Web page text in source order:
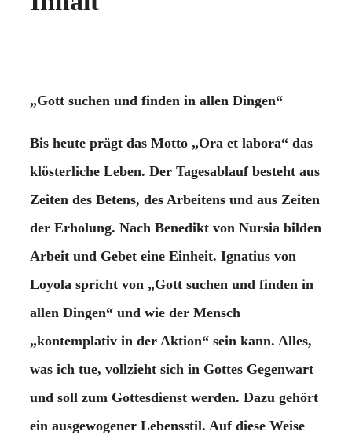
„Gott suchen und finden in allen Dingen“
Bis heute prägt das Motto „Ora et labora“ das
klösterliche Leben. Der Tagesablauf besteht aus
Zeiten des Betens, des Arbeitens und aus Zeiten
der Erholung. Nach Benedikt von Nursia bilden
Arbeit und Gebet eine Einheit. Ignatius von
Loyola spricht von „Gott suchen und finden in
allen Dingen“ und wie der Mensch
„kontemplativ in der Aktion“ sein kann. Alles,
was ich tue, vollzieht sich in Gottes Gegenwart
und soll zum Gottesdienst werden. Dazu gehört
ein ausgewogener Lebensstil. Auf diese Weise